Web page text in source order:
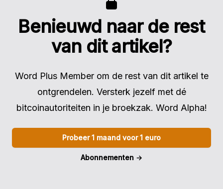
Benieuwd naar de rest
van dit artikel?
Word Plus Member om de rest van dit artikel te
ontgrendelen. Versterk jezelf met dé
bitcoinautoriteiten in je broekzak. Word Alpha!
Probeer 1 maand voor 1 euro
Abonnementen →